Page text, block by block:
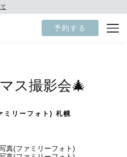
予約する
ス撮影会🎄
ミリーフォト) 札幌